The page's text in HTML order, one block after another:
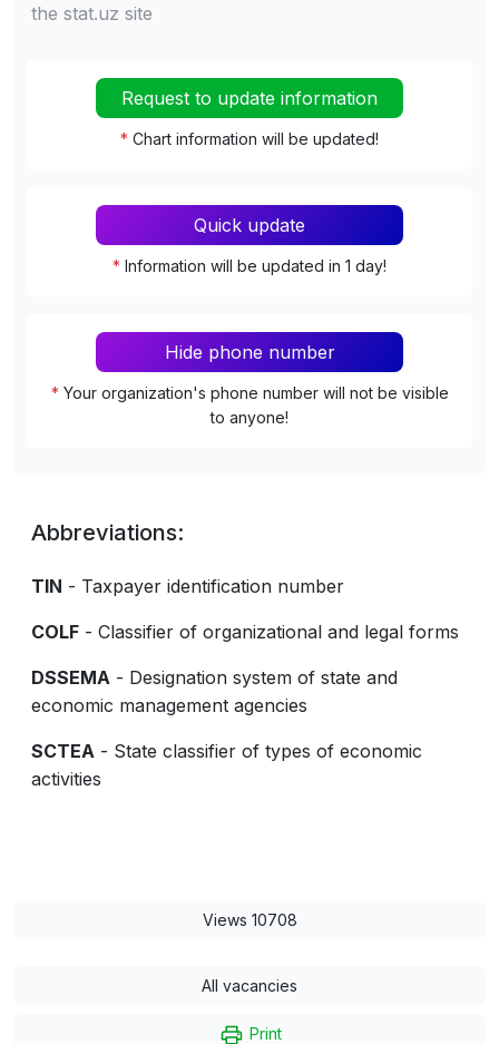
the stat.uz site
Request to update information
* Chart information will be updated!
Quick update
* Information will be updated in 1 day!
Hide phone number
* Your organization's phone number will not be visible
to anyone!
Abbreviations:
TIN - Taxpayer identification number
COLF - Classifier of organizational and legal forms
DSSEMA - Designation system of state and
economic management agencies
SCTEA - State classifier of types of economic
activities
Views 10708
All vacancies
Print